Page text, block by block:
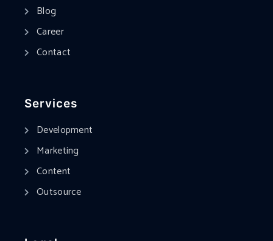
Blog
Career
Contact
Services
Development
Marketing
Content
Outsource